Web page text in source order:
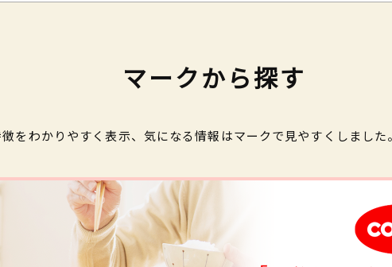
マークから探す
をわかりやすく表示、気になる情報はマークで見やすくしました